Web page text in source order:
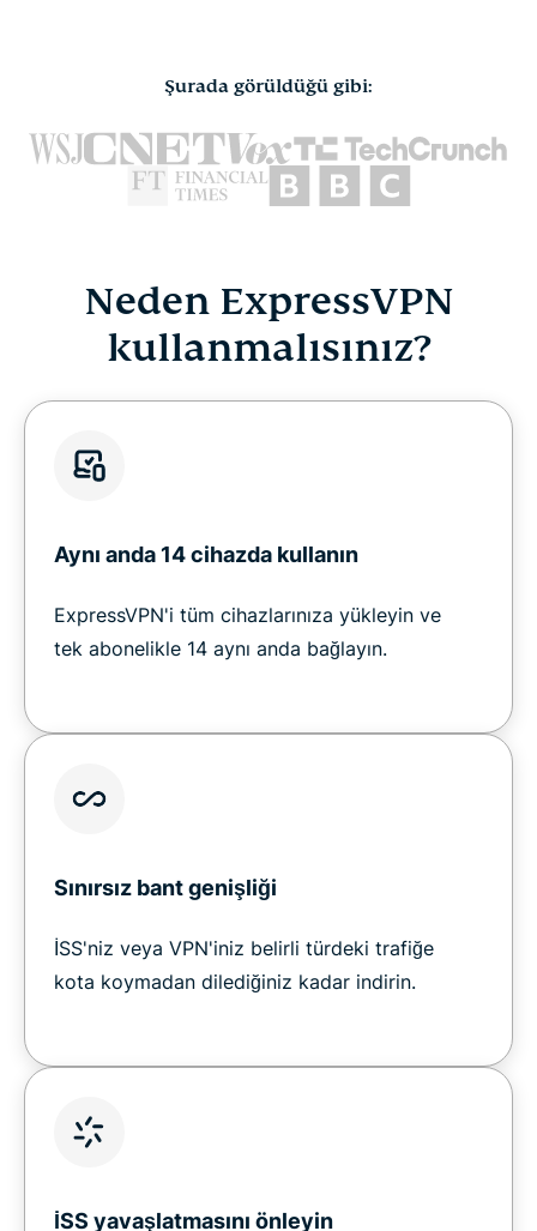
Şurada görüldüğü gibi:
Neden ExpressVPN
kullanmalısınız?
Aynı anda 14 cihazda kullanın
ExpressVPN'i tüm cihazlarınıza yükleyin ve
tek abonelikle 14 aynı anda bağlayın.
Sınırsız bant genişliği
İSS'niz veya VPN'iniz belirli türdeki trafiğe
kota koymadan dilediğiniz kadar indirin.
İSS yavaşlatmasını önleyin